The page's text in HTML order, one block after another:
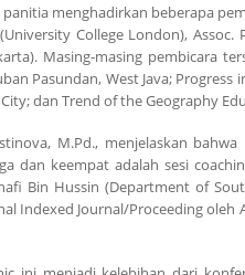
menghadirkan beberapa
College London),
Masing-masing pembicara
Pasundan, West Java;
dan Trend of the Geography
M.Pd., menjelaskan
dan keempat adalah sesi
Bin Hussin (Department of
Indexed Journal/Proceeding oleh